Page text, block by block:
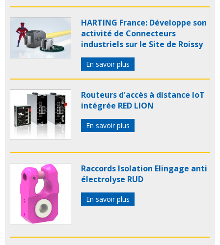
HARTING France: Développe son
activité de Connecteurs
industriels sur le Site de Roissy
En savoir plus
Routeurs d'accès à distance IoT
intégrée RED LION
En savoir plus
Raccords Isolation Elingage anti
électrolyse RUD
En savoir plus